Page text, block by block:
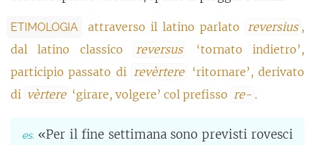
ETIMOLOGIA attraverso il latino parlato reversius ,
dal latino classico
reversus
‘tornato indietro’,
participio passato di
revèrtere
‘ritornare’, derivato
di vèrtere ‘girare, volgere’ col prefisso re- .
«Per il fine settimana sono previsti rovesci